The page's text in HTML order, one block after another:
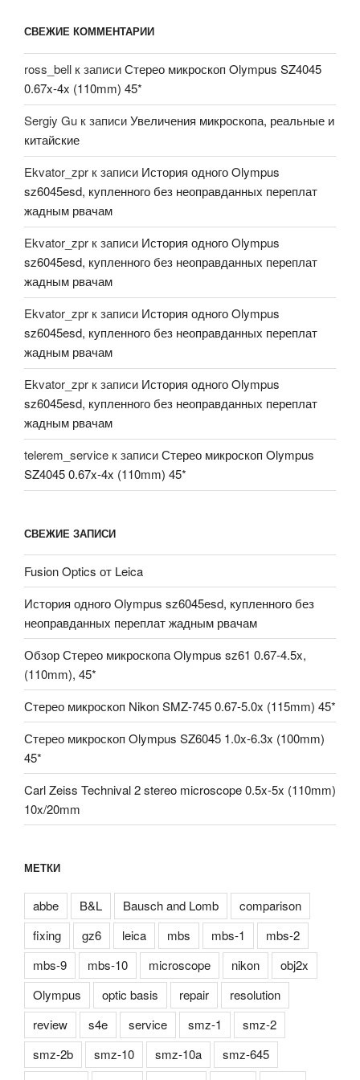
СВЕЖИЕ КОММЕНТАРИИ
ross_bell к записиСтерео микроскоп Olympus SZ4045
0.67x-4x (110mm) 45*
Sergiy Gu к записиУвеличения микроскопа, реальные и
китайские
Ekvator_zpr к записи История одного Olympus
sz6045esd, купленного без неоправданных переплат
жадным рвачам
Ekvator_zpr к записи История одного Olympus
sz6045esd, купленного без неоправданных переплат
жадным рвачам
Ekvator_zpr к записи История одного Olympus
sz6045esd, купленного без неоправданных переплат
жадным рвачам
Ekvator_zpr к записи История одного Olympus
sz6045esd, купленного без неоправданных переплат
жадным рвачам
telerem_service к записиСтерео микроскоп Olympus
SZ4045 0.67x-4x (110mm) 45*
СВЕЖИЕ ЗАПИСИ
Fusion Optics от Leica
История одного Olympus sz6045esd, купленного без
неоправданных переплат жадным рвачам
Обзор Стерео микроскопа Olympus sz61 0.67-4.5x,
(110mm), 45*
Стерео микроскоп Nikon SMZ-745 0.67-5.0x (115mm) 45*
Стерео микроскоп Olympus SZ6045 1.0x-6.3x (100mm)
45*
Carl Zeiss Technival 2 stereo microscope 0.5x-5x (110mm)
10x/20mm
МЕТКИ
abbe B&L Bausch and Lomb
comparison
fixing
gz6 leica mbs mbs-1
mbs-2
mbs-9
mbs-10 microscope nikon
obj2x
Olympus
optic basis repair
resolution
review
s4e service smz-1
smz-2
smz-2b
smz-10 smz-10a
smz-645